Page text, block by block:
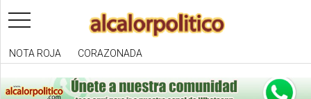
toggle
navigation
NOTA ROJA CORAZONADA